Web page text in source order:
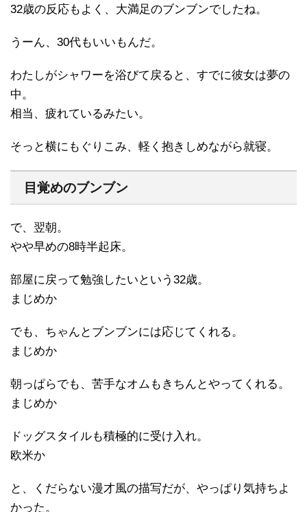
32歳の反応もよく、大満足のブンブンでしたね。
うーん、30代もいいもんだ。
わたしがシャワーを浴びて戻ると、すでに彼女は夢の
中。
相当、疲れているみたい。
そっと横にもぐりこみ、軽く抱きしめながら就寝。
目覚めのブンブン
で、翌朝。
やや早めの8時半起床。
部屋に戻って勉強したいという32歳。
まじめか
でも、ちゃんとブンブンには応じてくれる。
まじめか
朝っぱらでも、苦手なオムもきちんとやってくれる。
まじめか
ドッグスタイルも積極的に受け入れ。
欧米か
と、くだらない漫才風の描写だが、やっぱり気持ちよ
かった。